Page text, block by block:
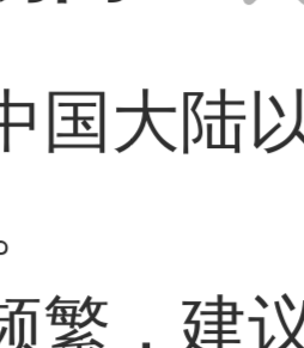
界布局
国大陆
繁，建